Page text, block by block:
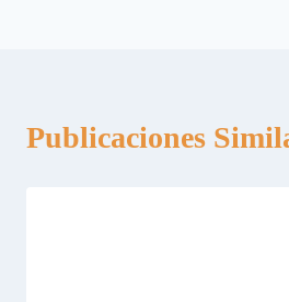
Publicaciones